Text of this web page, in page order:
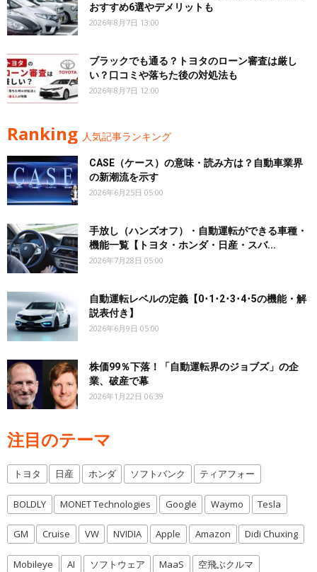
おすすめ6選やデメリットも
2026年8月7日 13:00
ブラックでも通る？トヨタのローン審査は厳し
い？口コミや落ちた後の対処法も
2026年8月7日 12:00
Ranking 人気記事ランキング
CASE（ケース）の意味・読み方は？自動車業界
の新潮流を示す
2026年6月25日 05:00
手放し（ハンズオフ）・自動運転ができる車種・
機能一覧【トヨタ・ホンダ・日産・スバ...
2026年7月28日 05:00
自動運転レベルの定義【0･1･2･3･4･5の機能・解
説表付き】
2026年6月9日 05:00
株価99％下落！「自動運転界のジョブズ」の企
業、破産で幕
2026年1月22日 06:39
注目のテーマ
トヨタ 日産 ホンダ ソフトバンク ティアフォー
BOLDLY MONET Technologies Google Waymo Tesla
GM Cruise VW NVIDIA Apple Amazon Didi Chuxing
Mobileye AI ソフトウェア MaaS 空飛ぶクルマ